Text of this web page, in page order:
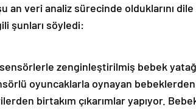
an veri analiz sürecinde olduklarını
şunları söyledi:
zenginleştirilmiş bebek
oyuncaklarla oynayan
birtakım çıkarımlar yapıyor.